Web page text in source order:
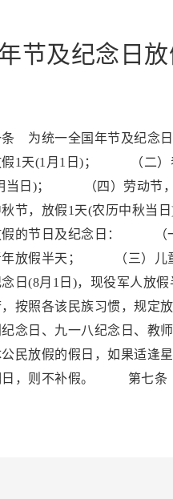
节及纪念日
为统一全国年节及纪念
假1天(1月1日)； （二）
当日)； （四）劳动节
秋节，放假1天(农历中
假的节日及纪念日： （
年放假半天； （三）儿
念日(8月1日)，现役军人
，按照各该民族习惯，规
纪念日、九一八纪念日、
民放假的假日，如果适逢
日，则不补假。 第七条